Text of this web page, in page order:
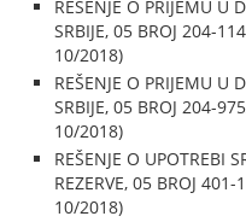
REŠENJE O PRIJEMU U
SRBIJE, 05 BROJ 204-
10/2018)
REŠENJE O PRIJEMU U
SRBIJE, 05 BROJ 204-
10/2018)
REŠENJE O UPOTREBI
REZERVE, 05 BROJ
10/2018)